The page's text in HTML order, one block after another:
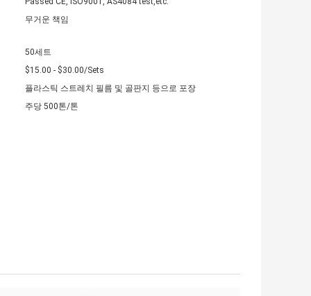
무거운 책임
50세트
$15.00 - $30.00/Sets
플라스틱 스트레치 필름 및 골판지 등으로 포장
주당 500톤/톤